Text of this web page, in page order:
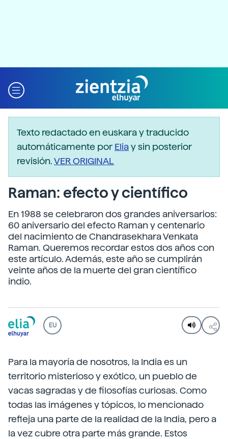
Texto redactado en euskara y traducido
automáticamente porEliay sin posterior
revisión.VER ORIGINAL
Raman: efecto y científico
En 1988 se celebraron dos grandes aniversarios:
60 aniversario del efecto Raman y centenario
del nacimiento de Chandrasekhara Venkata
Raman. Queremos recordar estos dos años con
este artículo. Además, este año se cumplirán
veinte años de la muerte del gran científico
indio.
EU
Para la mayoría de nosotros, la India es un
territorio misterioso y exótico, un pueblo de
vacas sagradas y de filosofías curiosas. Como
todas las imágenes y tópicos, lo mencionado
refleja una parte de la realidad de la India, pero a
la vez cubre otra parte más grande. Estos